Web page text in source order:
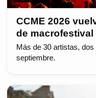
CCME 2026
de
Más de 30 artistas,
septiembre.